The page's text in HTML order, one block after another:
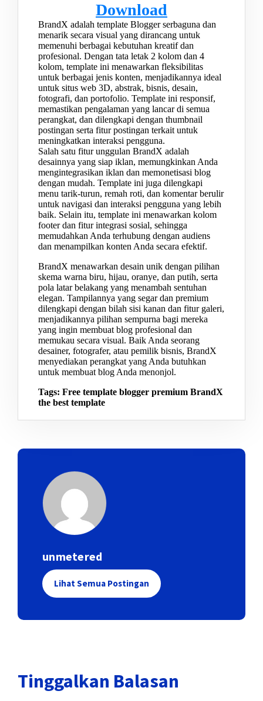
Download
BrandX adalah template Blogger serbaguna dan
menarik secara visual yang dirancang untuk
memenuhi berbagai kebutuhan kreatif dan
profesional. Dengan tata letak 2 kolom dan 4
kolom, template ini menawarkan fleksibilitas
untuk berbagai jenis konten, menjadikannya ideal
untuk situs web 3D, abstrak, bisnis, desain,
fotografi, dan portofolio. Template ini responsif,
memastikan pengalaman yang lancar di semua
perangkat, dan dilengkapi dengan thumbnail
postingan serta fitur postingan terkait untuk
meningkatkan interaksi pengguna.
Salah satu fitur unggulan BrandX adalah
desainnya yang siap iklan, memungkinkan Anda
mengintegrasikan iklan dan memonetisasi blog
dengan mudah. ​​Template ini juga dilengkapi
menu tarik-turun, remah roti, dan komentar berulir
untuk navigasi dan interaksi pengguna yang lebih
baik. Selain itu, template ini menawarkan kolom
footer dan fitur integrasi sosial, sehingga
memudahkan Anda terhubung dengan audiens
dan menampilkan konten Anda secara efektif.
BrandX menawarkan desain unik dengan pilihan
skema warna biru, hijau, oranye, dan putih, serta
pola latar belakang yang menambah sentuhan
elegan. Tampilannya yang segar dan premium
dilengkapi dengan bilah sisi kanan dan fitur galeri,
menjadikannya pilihan sempurna bagi mereka
yang ingin membuat blog profesional dan
memukau secara visual. Baik Anda seorang
desainer, fotografer, atau pemilik bisnis, BrandX
menyediakan perangkat yang Anda butuhkan
untuk membuat blog Anda menonjol.
Tags: Free template blogger premium BrandX
the best template
unmetered
Lihat Semua Postingan
Tinggalkan Balasan